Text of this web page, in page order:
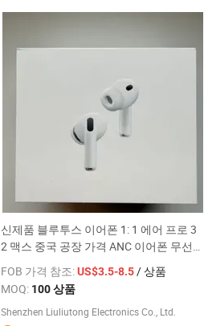
신제품 블루투스 이어폰 1: 1 에어 프로 3
2 맥스 중국 공장 가격 ANC 이어폰 무선
헤드폰 TWS
FOB 가격 참조:US$3.5-8.5/ 상품
MOQ: 100 상품
Shenzhen Liuliutong Electronics Co., Ltd.